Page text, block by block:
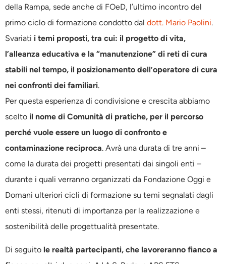
della Rampa, sede anche di FOeD, l’ultimo incontro del
primo ciclo di formazione condotto dal dott. Mario Paolini.
Svariati i temi proposti, tra cui: il progetto di vita,
l’alleanza educativa e la “manutenzione” di reti di cura
stabili nel tempo, il posizionamento dell’operatore di cura
nei confronti dei familiari.
Per questa esperienza di condivisione e crescita abbiamo
scelto il nome di Comunità di pratiche, per il percorso
perché vuole essere un luogo di confronto e
contaminazione reciproca. Avrà una durata di tre anni –
come la durata dei progetti presentati dai singoli enti –
durante i quali verranno organizzati da Fondazione Oggi e
Domani ulteriori cicli di formazione su temi segnalati dagli
enti stessi, ritenuti di importanza per la realizzazione e
sostenibilità delle progettualità presentate.
Di seguito le realtà partecipanti, che lavoreranno fianco a